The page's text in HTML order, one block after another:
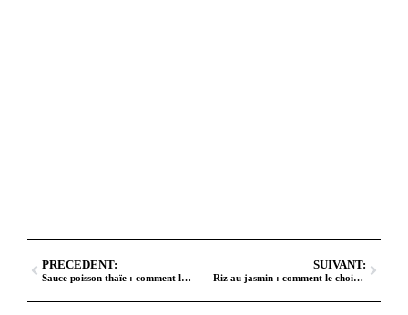
PRÉCÉDENT:
Sauce poisson thaïe : comment la choisir, l’utiliser et la remplacer
SUIVANT:
Riz au jasmin : comment le choisir, le cuire et l’utiliser dans la cuisine thaï